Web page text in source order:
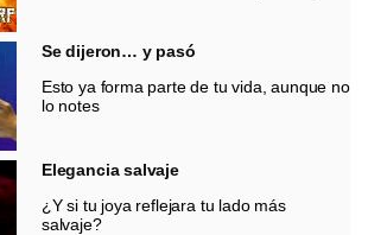
Se dijeron… y pasó
Esto ya forma parte de tu vida, aunque no
lo notes
Elegancia salvaje
¿Y si tu joya reflejara tu lado más
salvaje?